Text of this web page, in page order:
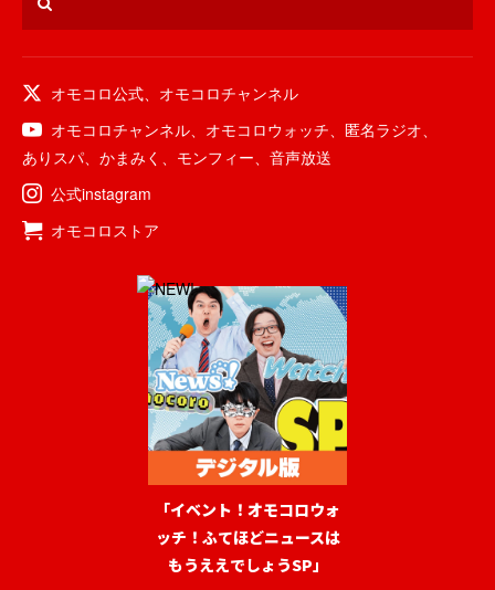
オモコロ公式
オモコロチャンネル
オモコロチャンネル
オモコロウォッチ 匿名ラジオ
ありスパ
かまみく モンフィー
音声放送
公式instagram
オモコロストア
「イベント！オモコロウォ
ッチ！ふてほどニュースは
もうええでしょうSP」